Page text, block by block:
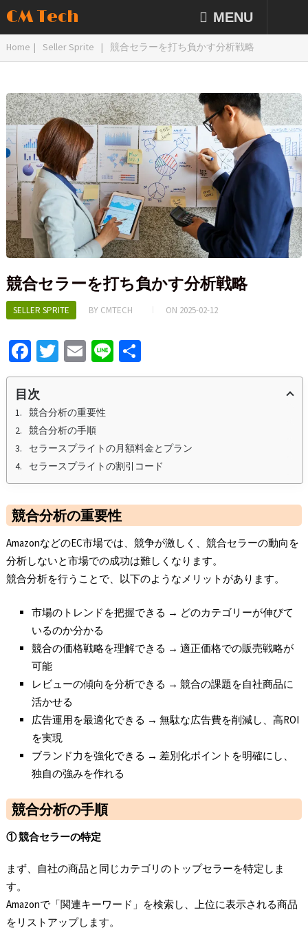
CM Tech MENU
Home | Seller Sprite | 競合セラーを打ち負かす分析戦略
競合セラーを打ち負かす分析戦略
SELLER SPRITE BY CMTECH ON 2025-02-12
Fa
ce
b
o
o
k
T
wi
er
E
m
l
Li
n
S
h
目次
競合分析の重要性
競合分析の手順
セラースプライトの月額料金とプラン
セラースプライトの割引コード
競合分析の重要性
AmazonなどのEC市場では、競争が激しく、競合セラーの動向を
分析しないと市場での成功は難しくなります。
競合分析を行うことで、以下のようなメリットがあります。
市場のトレンドを把握できる → どのカテゴリーが伸びて
いるのか分かる
競合の価格戦略を理解できる → 適正価格での販売戦略が
可能
レビューの傾向を分析できる → 競合の課題を自社商品に
活かせる
広告運用を最適化できる → 無駄な広告費を削減し、高ROI
を実現
ブランド力を強化できる → 差別化ポイントを明確にし、
独自の強みを作れる
競合分析の手順
①競合セラーの特定
まず、自社の商品と同じカテゴリのトップセラーを特定しま
す。
Amazonで「関連キーワード」を検索し、上位に表示される商品
をリストアップします。